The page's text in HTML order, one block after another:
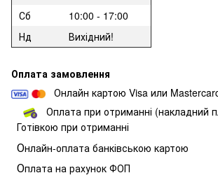
Сб
10:00 - 17:00
Нд
Вихідний!
Оплата замовлення
Онлайн картою Visa или
Оплата при отриманні (накладний
Готівкою при отриманні
Онлайн-оплата банківською картою
Оплата на рахунок ФОП